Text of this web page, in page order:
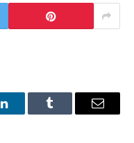
LinkedInTumblr
E-